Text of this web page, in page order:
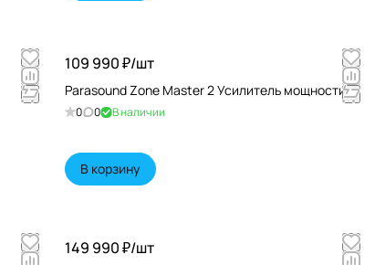
109 990 ₽/шт
Parasound Zone Master 2 Усилитель мощности
0 0 В наличии
В корзину
149 990 ₽/шт